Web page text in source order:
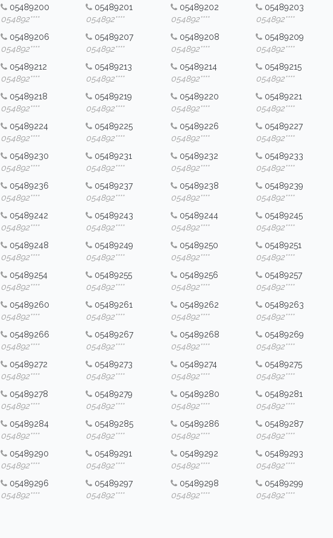
05489200
054892****
05489201
054892****
05489202
054892****
05489203
054892****
05489206
054892****
05489207
054892****
05489208
054892****
05489209
054892****
05489212
054892****
05489213
054892****
05489214
054892****
05489215
054892****
05489218
054892****
05489219
054892****
05489220
054892****
05489221
054892****
05489224
054892****
05489225
054892****
05489226
054892****
05489227
054892****
05489230
054892****
05489231
054892****
05489232
054892****
05489233
054892****
05489236
054892****
05489237
054892****
05489238
054892****
05489239
054892****
05489242
054892****
05489243
054892****
05489244
054892****
05489245
054892****
05489248
054892****
05489249
054892****
05489250
054892****
05489251
054892****
05489254
054892****
05489255
054892****
05489256
054892****
05489257
054892****
05489260
054892****
05489261
054892****
05489262
054892****
05489263
054892****
05489266
054892****
05489267
054892****
05489268
054892****
05489269
054892****
05489272
054892****
05489273
054892****
05489274
054892****
05489275
054892****
05489278
054892****
05489279
054892****
05489280
054892****
05489281
054892****
05489284
054892****
05489285
054892****
05489286
054892****
05489287
054892****
05489290
054892****
05489291
054892****
05489292
054892****
05489293
054892****
05489296
054892****
05489297
054892****
05489298
054892****
05489299
054892****